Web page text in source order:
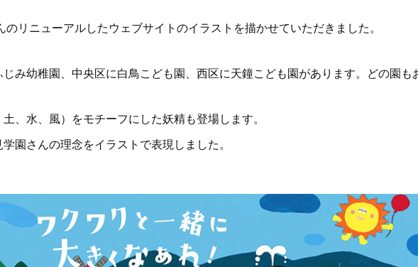
のリニューアルしたウェブサイトのイラストを描かせていただきました。
み幼稚園、中央区に白鳥こども園、西区に天鐘こども園があります。どの園も
、水、風）をモチーフにした妖精も登場します。
園さんの理念をイラストで表現しました。